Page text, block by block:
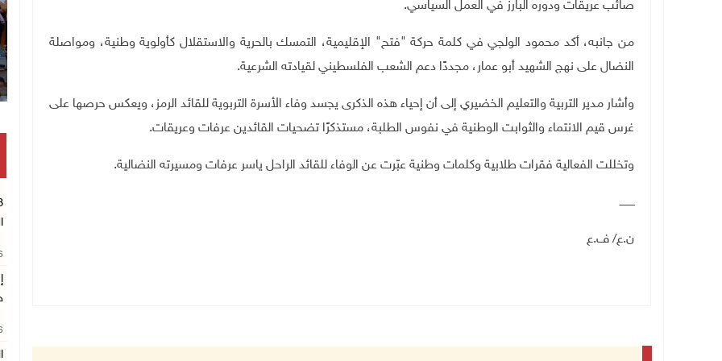
صائب عريقات ودوره البارز في العمل السياسي.
من جانبه، أكد محمود الولجي في كلمة حركة "فتح" الإقليمية، التمسك بالحرية والاستقلال كأولوية وطنية، ومواصلة
النضال على نهج الشهيد أبو عمار، مجددًا دعم الشعب الفلسطيني لقيادته الشرعية.
وأشار مدير التربية والتعليم الخضيري إلى أن إحياء هذه الذكرى يجسد وفاء الأسرة التربوية للقائد الرمز، ويعكس حرصها على
غرس قيم الانتماء والثوابت الوطنية في نفوس الطلبة، مستذكرًا تضحيات القائدين عرفات وعريقات.
وتخللت الفعالية فقرات طلابية وكلمات وطنية عبّرت عن الوفاء للقائد الراحل ياسر عرفات ومسيرته النضالية.
ـــــــــ
ن.ع/ ف.ع